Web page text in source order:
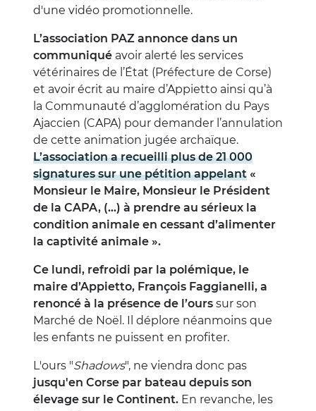
d'une vidéo promotionnelle.
L’association PAZ annonce dans un
communiqué avoir alerté les services
vétérinaires de l’État (Préfecture de Corse)
et avoir écrit au maire d’Appietto ainsi qu’à
la Communauté d’agglomération du Pays
Ajaccien (CAPA) pour demander l’annulation
de cette animation jugée archaïque.
L’association a recueilli plus de 21 000
signatures sur une pétition appelant «
Monsieur le Maire, Monsieur le Président
de la CAPA, (…) à prendre au sérieux la
condition animale en cessant d’alimenter
la captivité animale ».
Ce lundi, refroidi par la polémique, le
maire d’Appietto, François Faggianelli, a
renoncé à la présence de l’ours sur son
Marché de Noël. Il déplore néanmoins que
les enfants ne puissent en profiter.
L'ours "Shadows", ne viendra donc pas
jusqu'en Corse par bateau depuis son
élevage sur le Continent. En revanche, les